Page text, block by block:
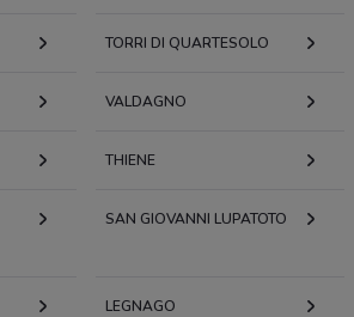
8 Gorizia
TORRI DI QUARTESOLO
VALDAGNO
THIENE
SAN GIOVANNI LUPATOTO
LEGNAGO